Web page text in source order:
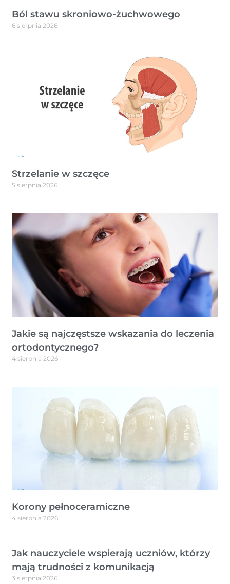
Ból stawu skroniowo-żuchwowego
6 sierpnia 2026
Strzelanie w szczęce
5 sierpnia 2026
Jakie są najczęstsze wskazania do leczenia
ortodontycznego?
4 sierpnia 2026
Korony pełnoceramiczne
4 sierpnia 2026
Jak nauczyciele wspierają uczniów, którzy
mają trudności z komunikacją
3 sierpnia 2026